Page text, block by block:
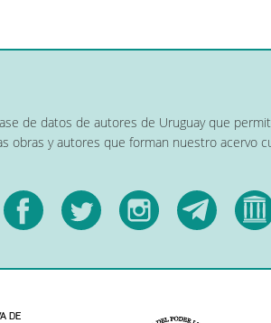
de datos de autores de Uruguay que
obras y autores que forman nuestro acervo